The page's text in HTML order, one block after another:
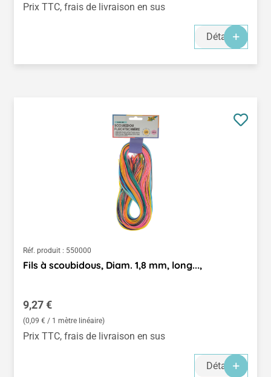
Prix TTC, frais de livraison en sus
Détails
Réf. produit : 550000
Fils à scoubidous, Diam. 1,8 mm, long...,
Prix régulier :
9,27 €
(0,09 € / 1 mètre linéaire)
Prix TTC, frais de livraison en sus
Détails